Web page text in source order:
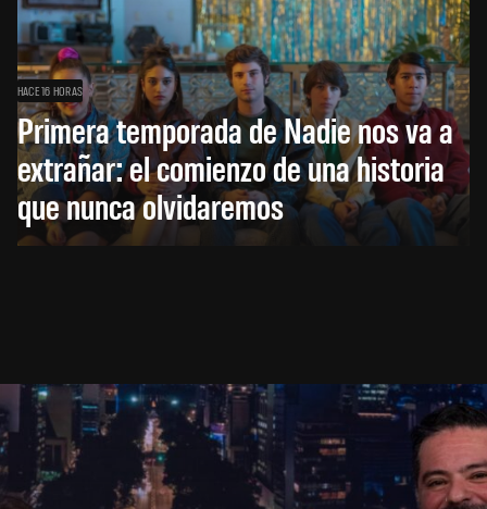
HACE 16 HORAS
Primera temporada de Nadie nos va a
extrañar: el comienzo de una historia
que nunca olvidaremos